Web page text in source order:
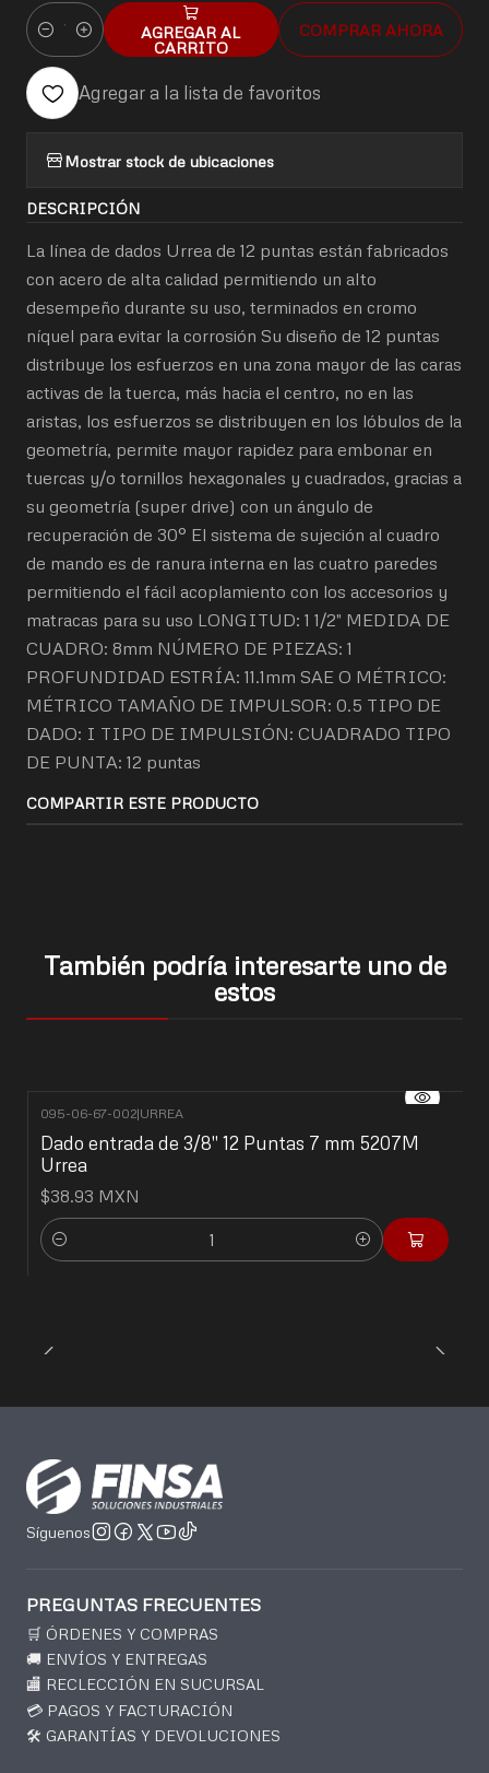
Cantidad
AGREGAR AL
CARRITO
COMPRAR AHORA
Agregar a la lista de favoritos
Mostrar stock de ubicaciones
DESCRIPCIÓN
La línea de dados Urrea de 12 puntas están fabricados
con acero de alta calidad permitiendo un alto
desempeño durante su uso, terminados en cromo
níquel para evitar la corrosión Su diseño de 12 puntas
distribuye los esfuerzos en una zona mayor de las caras
activas de la tuerca, más hacia el centro, no en las
aristas, los esfuerzos se distribuyen en los lóbulos de la
geometría, permite mayor rapidez para embonar en
tuercas y/o tornillos hexagonales y cuadrados, gracias a
su geometría (super drive) con un ángulo de
recuperación de 30° El sistema de sujeción al cuadro
de mando es de ranura interna en las cuatro paredes
permitiendo el fácil acoplamiento con los accesorios y
matracas para su uso LONGITUD: 1 1/2" MEDIDA DE
CUADRO: 8mm NÚMERO DE PIEZAS: 1
PROFUNDIDAD ESTRÍA: 11.1mm SAE O MÉTRICO:
MÉTRICO TAMAÑO DE IMPULSOR: 0.5 TIPO DE
DADO: I TIPO DE IMPULSIÓN: CUADRADO TIPO
DE PUNTA: 12 puntas
COMPARTIR ESTE PRODUCTO
También podría interesarte uno de
estos
095-06-67-002|URREA
Dado entrada de 3/8" 12 Puntas 7 mm 5207M
Urrea
$38.93 MXN
Cantidad
Síguenos
PREGUNTAS FRECUENTES
🛒 ÓRDENES Y COMPRAS
🚚 ENVÍOS Y ENTREGAS
🏬 RECLECCIÓN EN SUCURSAL
💳 PAGOS Y FACTURACIÓN
🛠️ GARANTÍAS Y DEVOLUCIONES